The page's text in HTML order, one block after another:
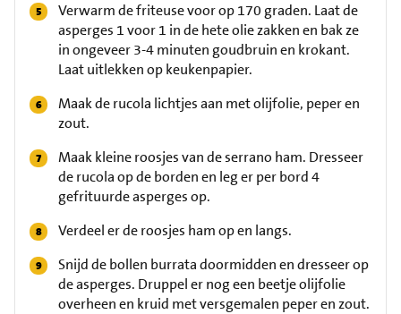
Verwarm de friteuse voor op 170 graden. Laat de
asperges 1 voor 1 in de hete olie zakken en bak ze
in ongeveer 3-4 minuten goudbruin en krokant.
Laat uitlekken op keukenpapier.
Maak de rucola lichtjes aan met olijfolie, peper en
zout.
Maak kleine roosjes van de serrano ham. Dresseer
de rucola op de borden en leg er per bord 4
gefrituurde asperges op.
Verdeel er de roosjes ham op en langs.
Snijd de bollen burrata doormidden en dresseer op
de asperges. Druppel er nog een beetje olijfolie
overheen en kruid met versgemalen peper en zout.